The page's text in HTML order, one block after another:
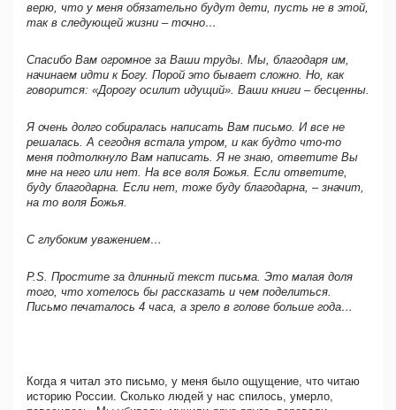
верю, что у меня обязательно будут дети, пусть не в этой,
так в следующей жизни – точно…
Спасибо Вам огромное за Ваши труды. Мы, благодаря им,
начинаем идти к Богу. Порой это бывает сложно. Но, как
говорится: «Дорогу осилит идущий». Ваши книги – бесценны.
Я очень долго собиралась написать Вам письмо. И все не
решалась. А сегодня встала утром, и как будто что-то
меня подтолкнуло Вам написать. Я не знаю, ответите Вы
мне на него или нет. На все воля Божья. Если ответите,
буду благодарна. Если нет, тоже буду благодарна, – значит,
на то воля Божья.
С глубоким уважением…
P.S. Простите за длинный текст письма. Это малая доля
того, что хотелось бы рассказать и чем поделиться.
Письмо печаталось 4 часа, а зрело в голове больше года…
Когда я читал это письмо, у меня было ощущение, что читаю
историю России. Сколько людей у нас спилось, умерло,